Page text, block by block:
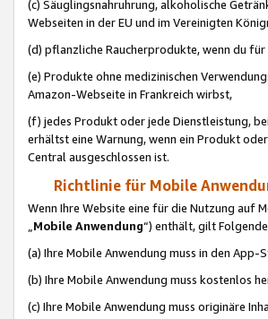
(c) Säuglingsnahruhrung, alkoholische
Webseiten in der EU und im Vereinigten
(d) pflanzliche Raucherprodukte, wenn du
(e) Produkte ohne medizinischen
Amazon-Webseite in Frankreich wirbst,
(f) jedes Produkt oder jede Dienstleistung,
erhältst eine Warnung, wenn ein Produkt
Central ausgeschlossen ist.
Richtlinie für Mobile
Wenn Ihre Website eine für die Nutzung auf
„Mobile Anwendung“) enthält, gilt
(a) Ihre Mobile Anwendung muss in den
(b) Ihre Mobile Anwendung muss kostenlos
(c) Ihre Mobile Anwendung muss originäre